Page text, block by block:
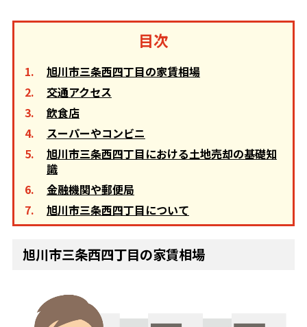
目次
旭川市三条西四丁目の家賃相場
交通アクセス
飲食店
スーパーやコンビニ
旭川市三条西四丁目における土地売却の基礎知
識
金融機関や郵便局
旭川市三条西四丁目について
旭川市三条西四丁目の家賃相場